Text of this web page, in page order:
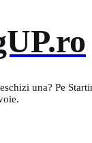
una? Pe